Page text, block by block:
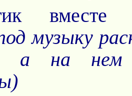
вместе
музыку
а на нем